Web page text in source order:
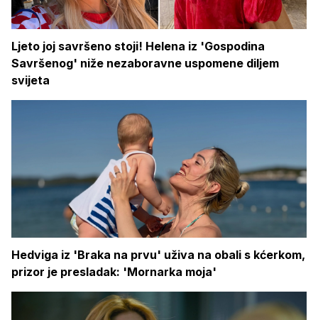
Ljeto joj savršeno stoji! Helena iz 'Gospodina
Savršenog' niže nezaboravne uspomene diljem
svijeta
Hedviga iz 'Braka na prvu' uživa na obali s kćerkom,
prizor je presladak: 'Mornarka moja'